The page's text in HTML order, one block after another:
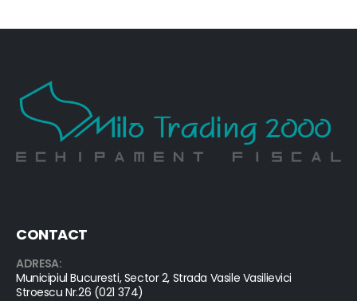
CONTACT
ADRESA:
Municipiul Bucuresti, Sector 2, Strada Vasile Vasilievici
Stroescu Nr.26 (021 374)